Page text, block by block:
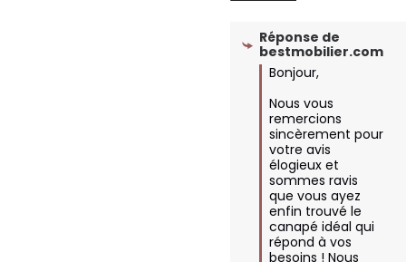
Réponse de
bestmobilier.com
Bonjour,
Nous vous
remercions
sincèrement pour
votre avis
élogieux et
sommes ravis
que vous ayez
enfin trouvé le
canapé idéal qui
répond à vos
besoins ! Nous